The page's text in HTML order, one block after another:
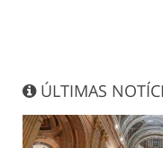
ÚLTIMAS